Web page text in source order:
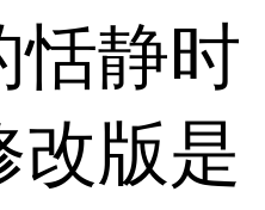
恬静时
改版是